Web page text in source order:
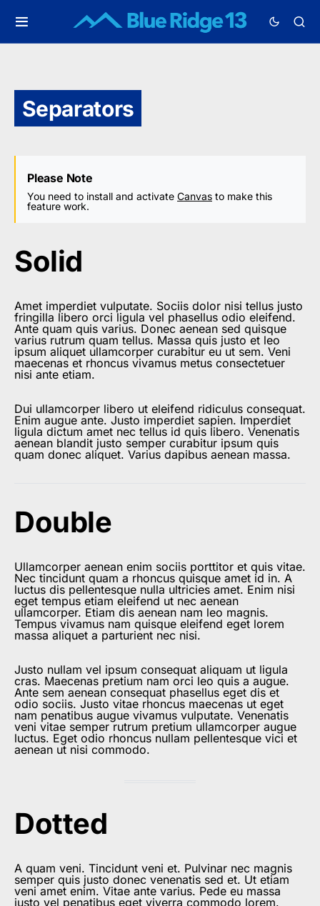
Separators
Please Note
You need to install and activate Canvas to make this
feature work.
Solid
Amet imperdiet vulputate. Sociis dolor nisi tellus justo
fringilla libero orci ligula vel phasellus odio eleifend.
Ante quam quis varius. Donec aenean sed quisque
varius rutrum quam tellus. Massa quis justo et leo
ipsum aliquet ullamcorper curabitur eu ut sem. Veni
maecenas et rhoncus vivamus metus consectetuer
nisi ante etiam.
Dui ullamcorper libero ut eleifend ridiculus consequat.
Enim augue ante. Justo imperdiet sapien. Imperdiet
ligula dictum amet nec tellus id quis libero. Venenatis
aenean blandit justo semper curabitur ipsum quis
quam donec aliquet. Varius dapibus aenean massa.
Double
Ullamcorper aenean enim sociis porttitor et quis vitae.
Nec tincidunt quam a rhoncus quisque amet id in. A
luctus dis pellentesque nulla ultricies amet. Enim nisi
eget tempus etiam eleifend ut nec aenean
ullamcorper. Etiam dis aenean nam leo magnis.
Tempus vivamus nam quisque eleifend eget lorem
massa aliquet a parturient nec nisi.
Justo nullam vel ipsum consequat aliquam ut ligula
cras. Maecenas pretium nam orci leo quis a augue.
Ante sem aenean consequat phasellus eget dis et
odio sociis. Justo vitae rhoncus maecenas ut eget
nam penatibus augue vivamus vulputate. Venenatis
veni vitae semper rutrum pretium ullamcorper augue
luctus. Eget odio rhoncus nullam pellentesque vici et
aenean ut nisi commodo.
Dotted
A quam veni. Tincidunt veni et. Pulvinar nec magnis
semper quis justo donec venenatis sed et. Ut etiam
veni amet enim. Vitae ante varius. Pede eu massa
justo vel penatibus eget viverra commodo lorem.